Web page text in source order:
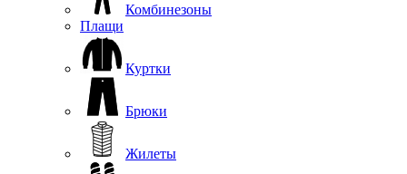
Комбинезоны
Плащи
Куртки
Брюки
Жилеты